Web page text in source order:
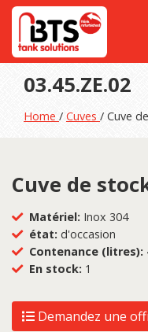
03.45.ZE.02
Home / Cuves / Cuve
Cuve de
Matériel: Inox 304
état: d'occasion
Contenance (litres):
En stock: 1
Demandez une